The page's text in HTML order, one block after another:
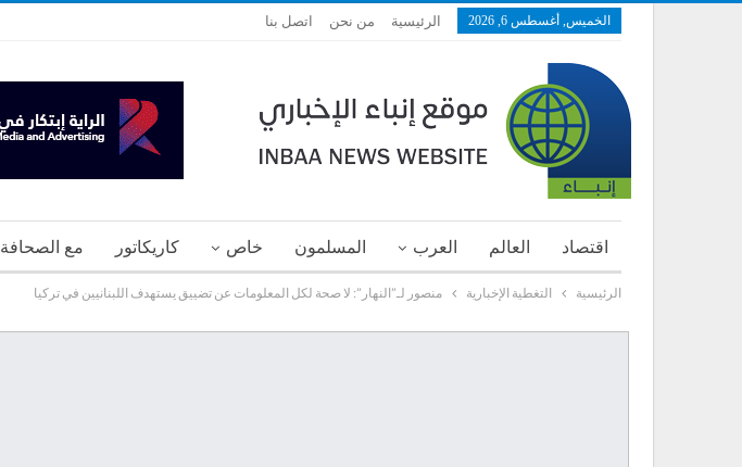
الخميس, أغسطس 6, 2026 الرئيسية من نحن اتصل بنا
اقتصاد العالم العرب المسلمون خاص كاريكاتور مع الصحافة
الرئيسية التغطية الإخبارية منصور لـ”النهار”: لا صحة لكل المعلومات عن تضييق يستهدف اللبنانيين في تركيا